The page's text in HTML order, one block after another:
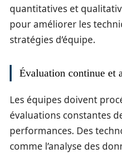
quantitatives et
pour améliorer les
stratégies d’équipe.
Évaluation continue et
Les équipes doivent
évaluations constantes
performances. Des
comme l’analyse des